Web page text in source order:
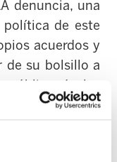
denuncia, una
de este
acuerdos y
de su bolsillo a
públicos/as las
una crisis que